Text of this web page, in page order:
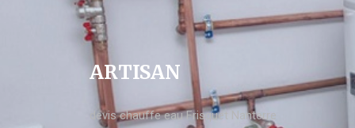
ARTISAN
devis chauffe eau Frisquet Nanterre